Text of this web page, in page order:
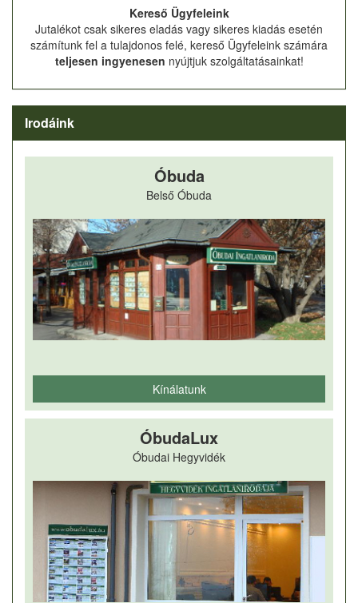
Kereső Ügyfeleink
Jutalékot csak sikeres eladás vagy sikeres kiadás esetén
számítunk fel a tulajdonos felé, kereső Ügyfeleink számára
teljesen ingyenesen nyújtjuk szolgáltatásainkat!
Irodáink
Óbuda
Belső Óbuda
Kínálatunk
ÓbudaLux
Óbudai Hegyvidék